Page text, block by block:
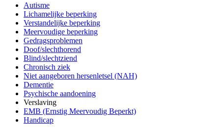
Autisme
Lichamelijke beperking
Verstandelijke beperking
Meervoudige beperking
Gedragsproblemen
Doof/slechthorend
Blind/slechtziend
Chronisch ziek
Niet aangeboren hersenletsel (NAH)
Dementie
Psychische aandoening
Verslaving
EMB (Ernstig Meervoudig Beperkt)
Handicap